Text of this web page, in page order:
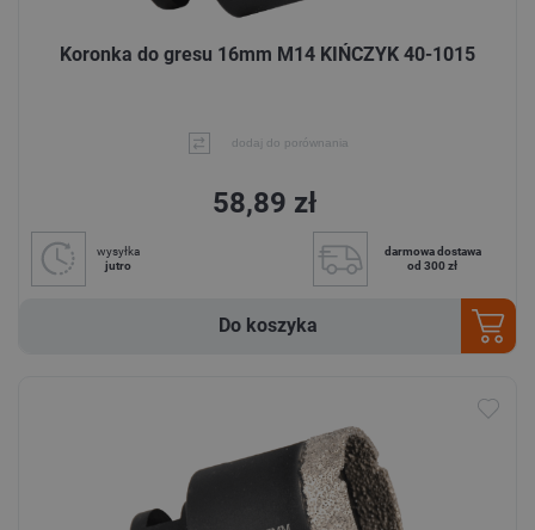
Koronka do gresu 16mm M14 KIŃCZYK 40-1015
dodaj do porównania
58,89 zł
wysyłka
jutro
darmowa dostawa
od 300 zł
Do koszyka